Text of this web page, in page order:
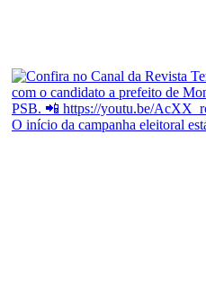
O início da campanha eleitoral